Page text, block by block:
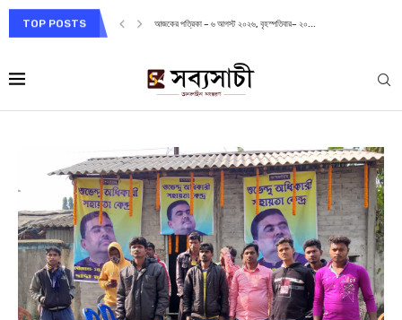
TOP POSTS আজকের পত্রিকা – ৫ আগস্ট ২০২৬, বুধবার– ১৯শ্রাবণ...